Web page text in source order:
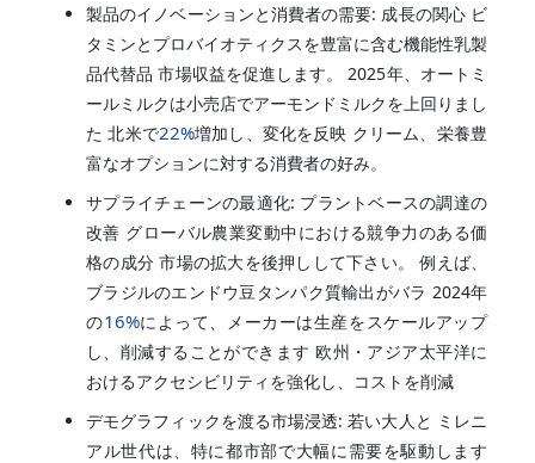
製品のイノベーションと消費者の需要: 成長の関心 ビ
タミンとプロバイオティクスを豊富に含む機能性乳製
品代替品 市場収益を促進します。 2025年、オートミ
ールミルクは小売店でアーモンドミルクを上回りまし
た 北米で22%増加し、変化を反映 クリーム、栄養豊
富なオプションに対する消費者の好み。
サプライチェーンの最適化: プラントベースの調達の
改善 グローバル農業変動中における競争力のある価
格の成分 市場の拡大を後押しして下さい。 例えば、
ブラジルのエンドウ豆タンパク質輸出がバラ 2024年
の16%によって、メーカーは生産をスケールアップ
し、削減することができます 欧州・アジア太平洋に
おけるアクセシビリティを強化し、コストを削減
デモグラフィックを渡る市場浸透: 若い大人と ミレニ
アル世代は、特に都市部で大幅に需要を駆動します